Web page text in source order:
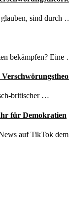
glauben, sind durch
bekämpfen? Eine
britischer …
für Demokratien
News auf TikTok